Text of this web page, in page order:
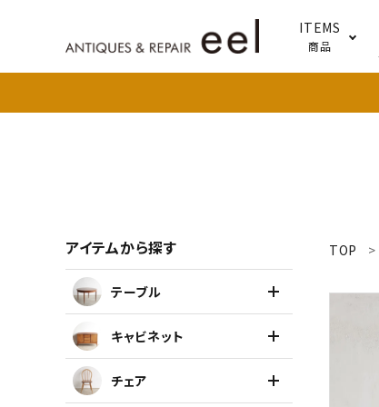
ITEMS
商品
アイテムを探す
テーブル
TOP
アイテムから探す
テーブル
キャビネット
チェア